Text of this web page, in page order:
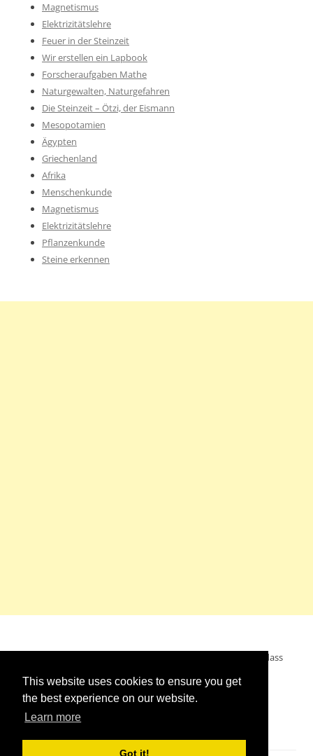
This website uses cookies to ensure you get
the best experience on our website.
Learn more
Got it!
Magnetismus
Elektrizitätslehre
Feuer in der Steinzeit
Wir erstellen ein Lapbook
Forscheraufgaben Mathe
Naturgewalten, Naturgefahren
Die Steinzeit – Ötzi, der Eismann
Mesopotamien
Ägypten
Griechenland
Afrika
Menschenkunde
Magnetismus
Elektrizitätslehre
Pflanzenkunde
Steine erkennen
Mein Wunsch: dass alle Menschen ohne Krieg leben dürfen, dass
alle Menschen den Krieg verurteilen und sich von den
Kriegstreibern abwenden. Das wünsche ich mir.